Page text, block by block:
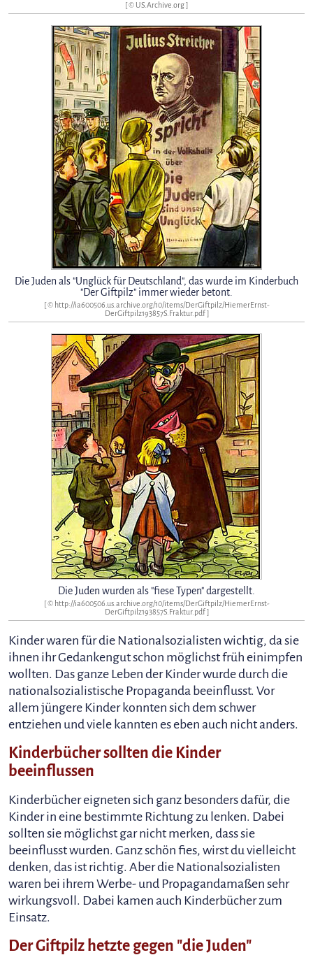
[ © US.Archive.org]
Die Juden als "Unglück für Deutschland", das wurde im Kinderbuch
"Der Giftpilz" immer wieder betont.
[ © http://ia600506.us.archive.org/10/items/DerGiftpilz/HiemerErnst-
DerGiftpilz193857S.Fraktur.pdf ]
Die Juden wurden als "fiese Typen" dargestellt.
[ © http://ia600506.us.archive.org/10/items/DerGiftpilz/HiemerErnst-
DerGiftpilz193857S.Fraktur.pdf ]
Kinder waren für die Nationalsozialisten wichtig, da sie
ihnen ihr Gedankengut schon möglichst früh einimpfen
wollten. Das ganze Leben der Kinder wurde durch die
nationalsozialistische Propaganda beeinflusst. Vor
allem jüngere Kinder konnten sich dem schwer
entziehen und viele kannten es eben auch nicht anders.
Kinderbücher sollten die Kinder
beeinflussen
Kinderbücher eigneten sich ganz besonders dafür, die
Kinder in eine bestimmte Richtung zu lenken. Dabei
sollten sie möglichst gar nicht merken, dass sie
beeinflusst wurden. Ganz schön fies, wirst du vielleicht
denken, das ist richtig. Aber die Nationalsozialisten
waren bei ihrem Werbe- und Propagandamaßen sehr
wirkungsvoll. Dabei kamen auch Kinderbücher zum
Einsatz.
Der Giftpilz hetzte gegen "die Juden"